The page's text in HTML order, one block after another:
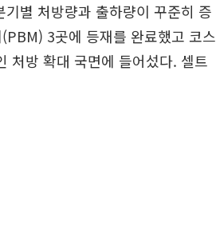
별 처방량과 출하량이 꾸준히 증
3곳에 등재를 완료했고 코스
처방 확대 국면에 들어섰다. 셀트